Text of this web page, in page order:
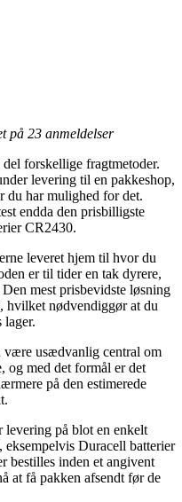
på 23 anmeldelser
forskellige fragtmetoder.
levering til en pakkeshop,
du har mulighed for det.
endda den prisbilligste
CR2430.
leveret hjem til hvor du
er til tider en tak dyrere,
mest prisbevidste løsning
hvilket nødvendiggør at du
være usædvanlig central om
og med det formål er det
på den estimerede
levering på blot en enkelt
Duracell batterier
bestilles inden et angivent
at få pakken afsendt før de